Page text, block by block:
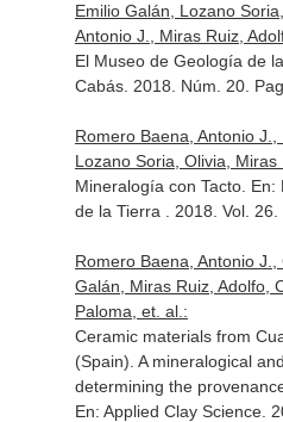
Emilio Galán, Lozano
Antonio J., Miras Ruiz,
El Museo de Geología de
Cabás. 2018. Núm. 20.
Romero Baena, Antonio
Lozano Soria, Olivia, Miras
Mineralogía con Tacto. En:
de la Tierra
. 2018. Vol.
Romero Baena, Antonio
Galán, Miras Ruiz, Adolfo,
Paloma, et. al.:
Ceramic materials from
(Spain). A mineralogical
determining the
En: Applied Clay Science.